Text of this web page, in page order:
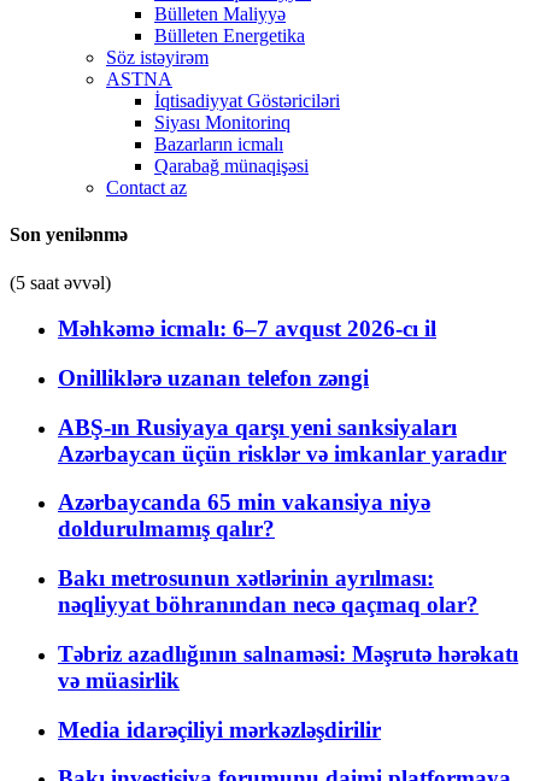
Bülleten Maliyyə
Bülleten Energetika
Söz istəyirəm
ASTNA
İqtisadiyyat Göstəriciləri
Siyası Monitorinq
Bazarların icmalı
Qarabağ münaqişəsi
Contact az
Son yenilənmə
(5 saat əvvəl)
Məhkəmə icmalı: 6–7 avqust 2026-cı il
Onilliklərə uzanan telefon zəngi
ABŞ-ın Rusiyaya qarşı yeni sanksiyaları
Azərbaycan üçün risklər və imkanlar yaradır
Azərbaycanda 65 min vakansiya niyə
doldurulmamış qalır?
Bakı metrosunun xətlərinin ayrılması:
nəqliyyat böhranından necə qaçmaq olar?
Təbriz azadlığının salnaməsi: Məşrutə hərəkatı
və müasirlik
Media idarəçiliyi mərkəzləşdirilir